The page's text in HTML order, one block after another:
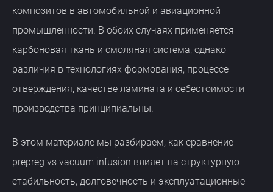
композитов в автомобильной и авиационной
промышленности. В обоих случаях применяется
карбоновая ткань и смоляная система, однако
различия в технологиях формования, процессе
отверждения, качестве ламината и себестоимости
производства принципиальны.
В этом материале мы разбираем, как сравнение
prepreg vs vacuum infusion влияет на структурную
стабильность, долговечность и эксплуатационные